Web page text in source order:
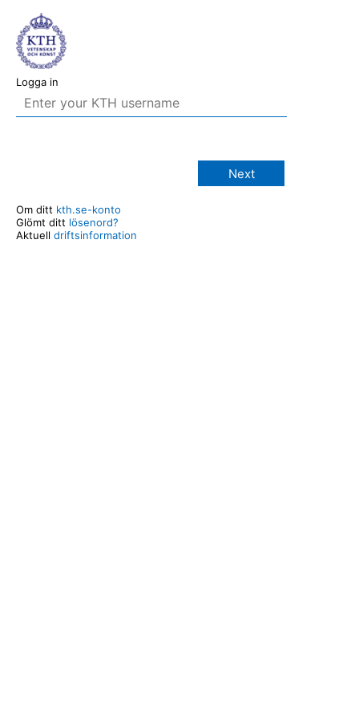
Logga in
Next
Om ditt kth.se-konto
Glömt ditt lösenord?
Aktuell driftsinformation